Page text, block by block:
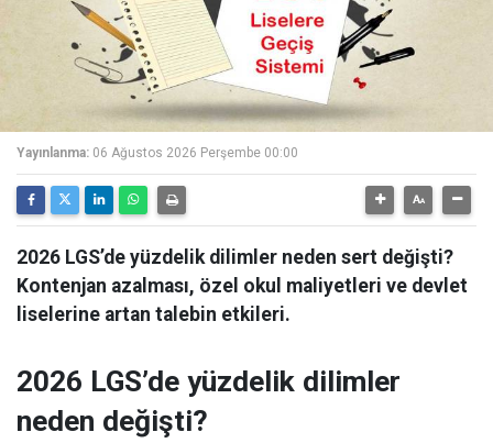
Yayınlanma: 06 Ağustos 2026 Perşembe 00:00
2026 LGS’de yüzdelik dilimler neden sert değişti?
Kontenjan azalması, özel okul maliyetleri ve devlet
liselerine artan talebin etkileri.
2026 LGS’de yüzdelik dilimler
neden değişti?